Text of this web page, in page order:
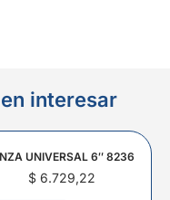
interesar
UNIVERSAL 6″ 8236
$6.729,22